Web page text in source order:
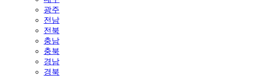
광주
전남
전북
충남
충북
경남
경북